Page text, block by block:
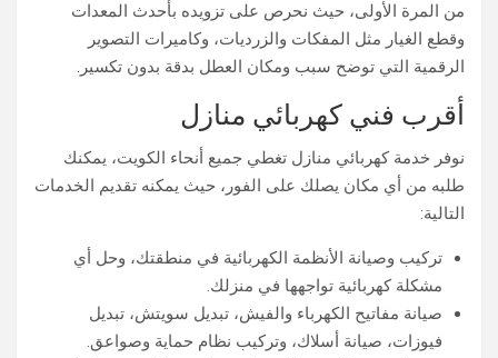
من المرة الأولى، حيث نحرص على تزويده بأحدث المعدات
وقطع الغيار مثل المفكات والزرديات، وكاميرات التصوير
الرقمية التي توضح سبب ومكان العطل بدقة بدون تكسير.
أقرب فني كهربائي منازل
نوفر خدمة كهربائي منازل تغطي جميع أنحاء الكويت، يمكنك
طلبه من أي مكان يصلك على الفور، حيث يمكنه تقديم الخدمات
التالية:
تركيب وصيانة الأنظمة الكهربائية في منطقتك، وحل أي
مشكلة كهربائية تواجهها في منزلك.
صيانة مفاتيح الكهرباء والفيش، تبديل سويتش، تبديل
فيوزات، صيانة أسلاك، وتركيب نظام حماية وصواعق.